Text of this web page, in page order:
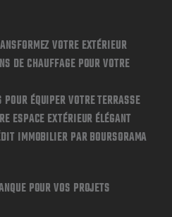
VOTRE EXTÉRIEUR
DE CHAUFFAGE POUR VOTRE
ÉQUIPER VOTRE TERRASSE
ESPACE EXTÉRIEUR ÉLÉGANT
IMMOBILIER PAR BOURSORAMA
POUR VOS PROJETS